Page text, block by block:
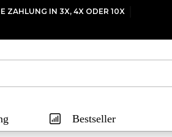
ZAHLUNG IN 3X, 4X ODER 10X
Bestseller